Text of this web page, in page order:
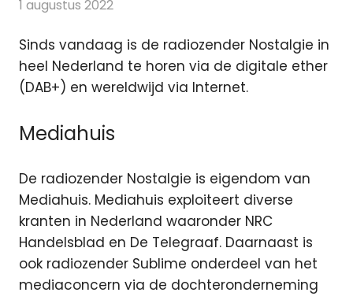
1 augustus 2022
Sinds vandaag is de radiozender Nostalgie in
heel Nederland te horen via de digitale ether
(DAB+) en wereldwijd via Internet.
Mediahuis
De radiozender Nostalgie is eigendom van
Mediahuis. Mediahuis exploiteert diverse
kranten in Nederland waaronder NRC
Handelsblad en De Telegraaf. Daarnaast is
ook radiozender Sublime onderdeel van het
mediaconcern via de dochteronderneming